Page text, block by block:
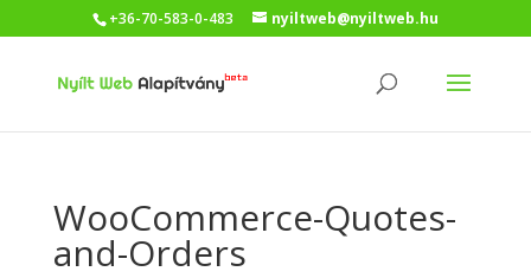
+36-70-583-0-483 nyiltweb@nyiltweb.hu
WooCommerce-Quotes-
and-Orders